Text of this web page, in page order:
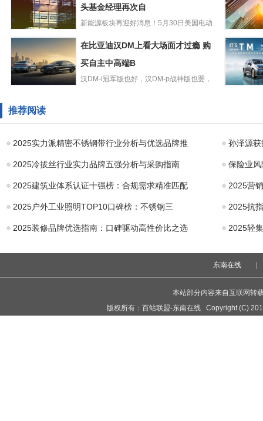
DIZO，CE
机今晚首
看好新能源反弹
机遇华夏新能源
车龙头基金经理
再次自
头基金经理再次自
新能源板块再迎好消息！5月30日美国电动
加速数据
释放数据
Elementl
看大场面才过瘾
在比亚迪汉DM上看大场面才过瘾 购
买自主中高端B
汉DM-i冠军版也好，汉DM-p战神版也罢，
推荐阅读
2025实力派精密不锈钢带行业分析与优选品牌推 孙泽源
2025冷拔丝行业实力品牌五强分析与采购指南 保险业
2025建筑业体系认证十强榜：合规需求精准匹配 2025营
2025户外工业照明TOP10口碑榜：不锈钢三 2025抗
2025装修品牌优选指南：口碑驱动高性价比之选 2025轻
东南在线
本站部分内容来自互联网转
版权所有： 百站联盟-东南在线Copyright (C)